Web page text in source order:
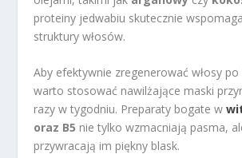
proteiny jedwabiu skutecznie
struktury włosów.
Aby efektywnie zregenerować włosy
warto stosować nawilżające maski
razy w tygodniu. Preparaty bogate w
oraz B5 nie tylko wzmacniają pasma,
przywracają im piękny blask.